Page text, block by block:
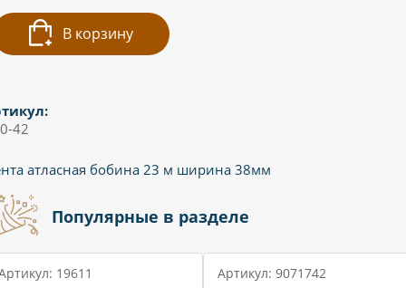
В корзину
42
атласная бобина 23 м ширина 38мм
Популярные в разделе
19611 Артикул: 9071742